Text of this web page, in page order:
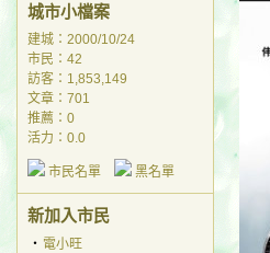
城市小檔案
建城：2000/10/24
市民：42
訪客：1,853,149
文章：701
推薦： 0
活力：0.0
市民名單 黑名單
新加入市民
‧ 電小旺